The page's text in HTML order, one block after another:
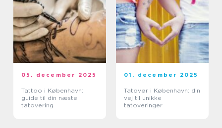
05. december 2025
Tattoo i København:
guide til din næste
tatovering
01. december 2025
Tatovør i København: din
vej til unikke
tatoveringer